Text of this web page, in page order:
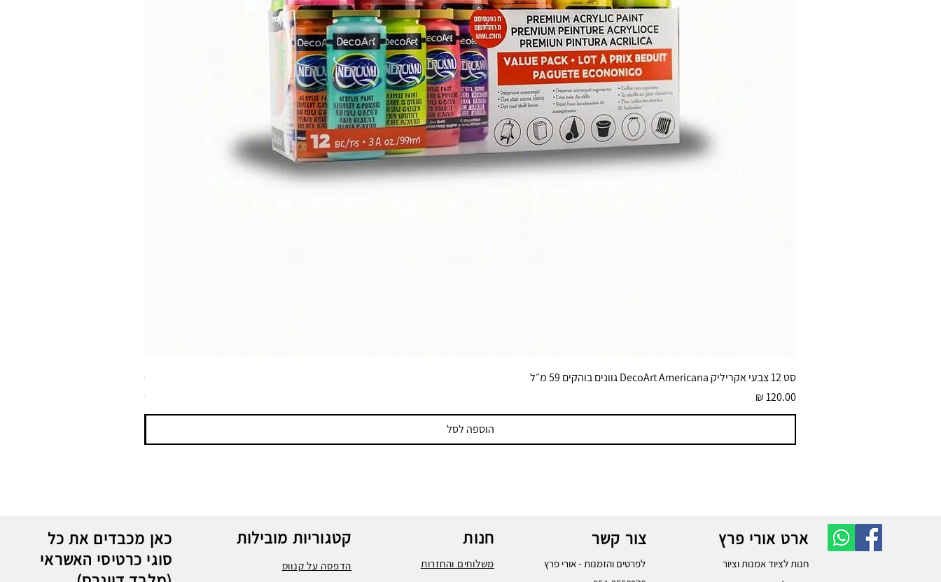
סט 12 צבעי אקריליק DecoArt Americana גוונים בוהקים 59 מ״ל
מחיר
הוספה לסל
ספריי צבע שחור לטמבון MTN WEPRO Bumper Paint
מחיר
כאן מכבדים את כל
סוגי כרטיסי האשראי
קטגוריות מובילות
הדפסה על קנווס
חנות
משלוחים והחזרות
צור קשר
לפרטים והזמנות - אורי פרץ
ארט אורי פרץ
חנות לציוד אמנות וציור